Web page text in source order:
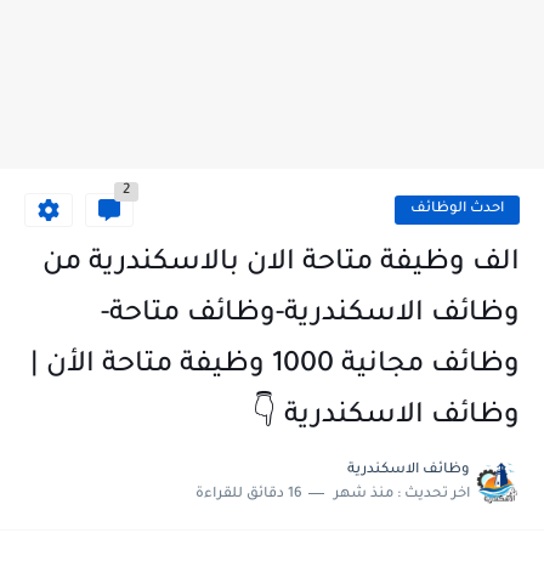
احدث الوظائف
2
الف وظيفة متاحة الان بالاسكندرية من
وظائف الاسكندرية-وظائف متاحة-
وظائف مجانية 1000 وظيفة متاحة الأن |
وظائف الاسكندرية 👇
وظائف الاسكندرية
اخر تحديث : منذ شهر 16 دقائق للقراءة